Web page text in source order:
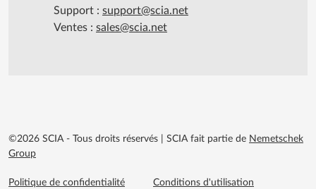
Support : support@scia.net
Ventes : sales@scia.net
©2026 SCIA - Tous droits réservés SCIA fait partie de Nemetschek
Group
Footer menu extra
Politique de confidentialité Conditions d'utilisation